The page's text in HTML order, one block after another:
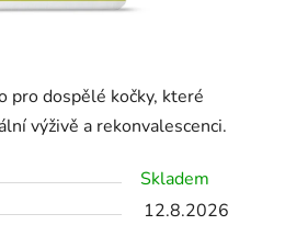
pro dospělé kočky, které
výživě a rekonvalescenci.
Skladem
12.8.2026